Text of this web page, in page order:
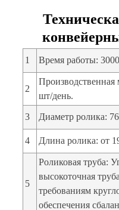
1 Время работы:
2
шт/день.
3 Диаметр ролика:
4 Длина ролика: от
5
Роликовая труба:
высокоточная
требованиям
обеспечения